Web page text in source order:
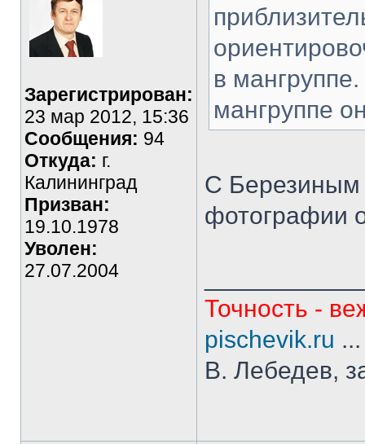
Зарегистрирован:
23 мар 2012, 15:36
Сообщения: 94
Откуда: г.
Калининград
Призван:
19.10.1978
Уволен:
27.07.2004
в
мангруппе
С Березиным
фотографии
Точность -
pischevik.ru
В. Лебедев,